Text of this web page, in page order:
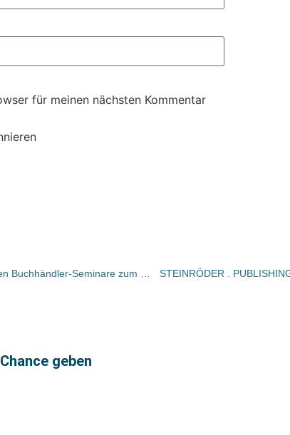
für meinen nächsten Kommentar
STEINRÖDER .
geben